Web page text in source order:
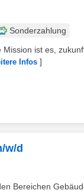
Sonderzahlung
ist es,
Infos ]
w/d
Bereichen